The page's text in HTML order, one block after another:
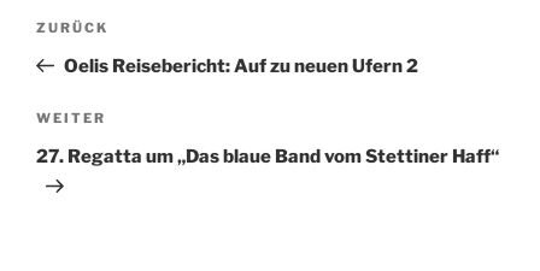
Beitragsnavigation
Vorheriger
Beitrag
ZURÜCK
Oelis Reisebericht: Auf zu neuen Ufern 2
Nächster
Beitrag
WEITER
27. Regatta um „Das blaue Band vom Stettiner Haff“